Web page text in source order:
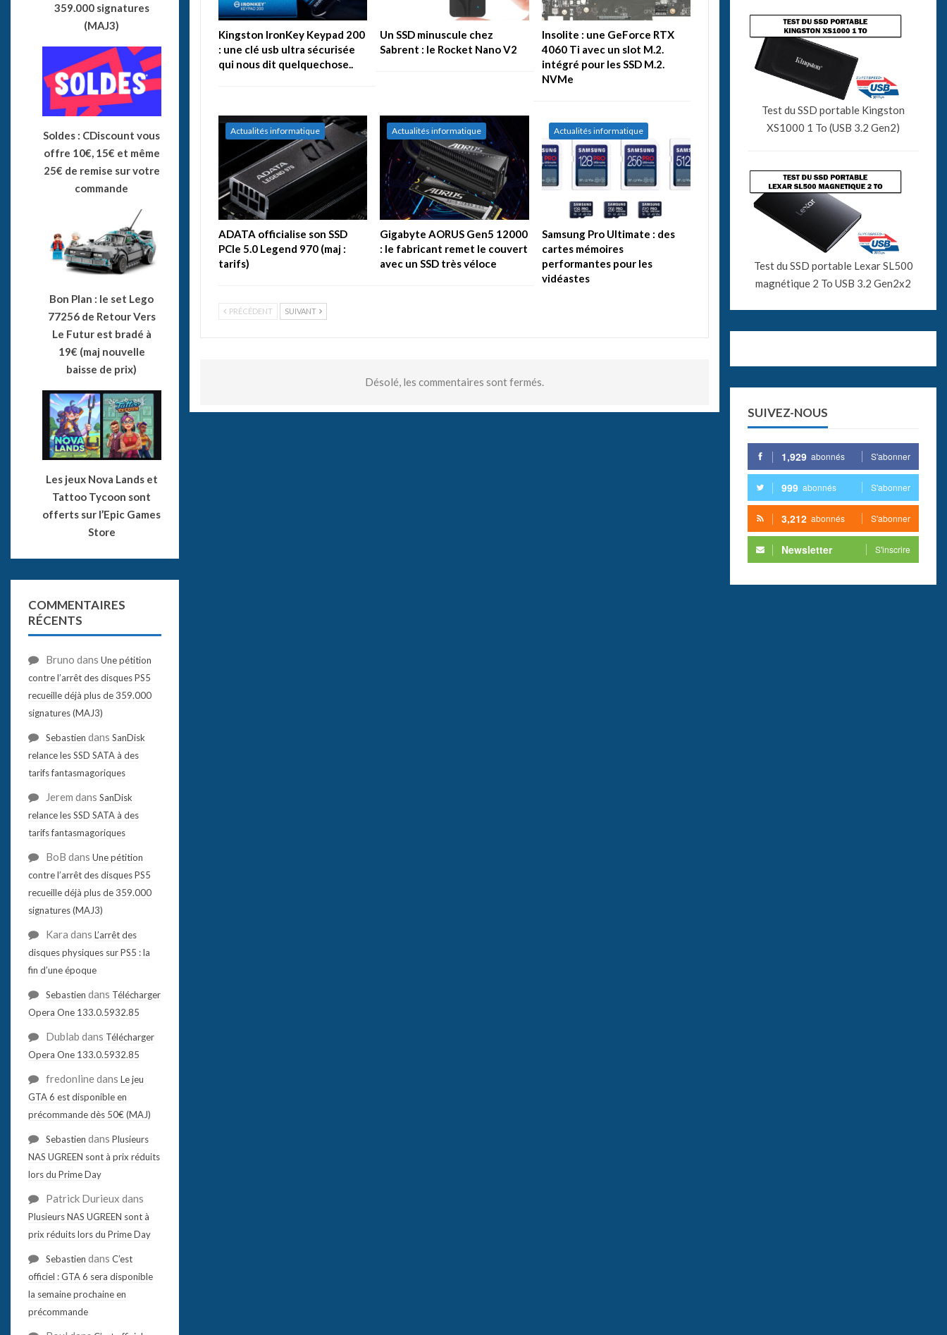
Kingston IronKey Keypad 200
: une clé usb ultra sécurisée
qui nous dit quelquechose..
Un SSD minuscule chez
Sabrent : le Rocket Nano V2
Insolite : une GeForce RTX
4060 Ti avec un slot M.2.
intégré pour les SSD M.2.
NVMe
Actualités informatique
ADATA officialise son SSD
PCIe 5.0 Legend 970 (maj :
tarifs)
Actualités informatique
Gigabyte AORUS Gen5 12000
: le fabricant remet le couvert
avec un SSD très véloce
Actualités informatique
Samsung Pro Ultimate : des
cartes mémoires
performantes pour les
vidéastes
PRÉCÉDENT SUIVANT
Désolé, les commentaires sont fermés.
Test du SSD portable Kingston
XS1000 1 To (USB 3.2 Gen2)
Test du SSD portable Lexar SL500
magnétique 2 To USB 3.2 Gen2x2
SUIVEZ-NOUS
1,929 abonnés S'abonner
999 abonnés S'abonner
3,212 abonnés S'abonner
Newsletter S'inscrire
359.000 signatures
(MAJ3)
Soldes : CDiscount vous
offre 10€, 15€ et même
25€ de remise sur votre
commande
Bon Plan : le set Lego
77256 de Retour Vers
Le Futur est bradé à
19€ (maj nouvelle
baisse de prix)
Les jeux Nova Lands et
Tattoo Tycoon sont
offerts sur l’Epic Games
Store
COMMENTAIRES
RÉCENTS
Bruno dans Une pétition
contre l’arrêt des disques PS5
recueille déjà plus de 359.000
signatures (MAJ3)
Sebastien dans SanDisk
relance les SSD SATA à des
tarifs fantasmagoriques
Jerem dans SanDisk
relance les SSD SATA à des
tarifs fantasmagoriques
BoB dans Une pétition
contre l’arrêt des disques PS5
recueille déjà plus de 359.000
signatures (MAJ3)
Kara dans L’arrêt des
disques physiques sur PS5 : la
fin d’une époque
Sebastien dans Télécharger
Opera One 133.0.5932.85
Dublab dans Télécharger
Opera One 133.0.5932.85
fredonlinedans Le jeu
GTA 6 est disponible en
précommande dès 50€ (MAJ)
Sebastien dans Plusieurs
NAS UGREEN sont à prix réduits
lors du Prime Day
Patrick Durieux dans
Plusieurs NAS UGREEN sont à
prix réduits lors du Prime Day
Sebastien dans C’est
officiel : GTA 6 sera disponible
la semaine prochaine en
précommande